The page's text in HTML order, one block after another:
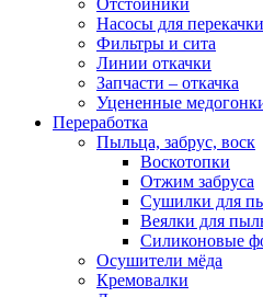
Отстойники
Насосы для
Фильтры и сита
Линии откачки
Запчасти – откачка
Уцененные
Переработка
Пыльца, забрус, воск
Воскотопки
Отжим забруса
Сушилки для
Веялки для
Силиконовые
Осушители мёда
Кремовалки